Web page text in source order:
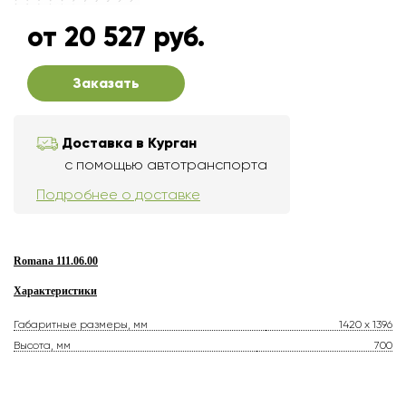
от 20 527 руб.
Заказать
Доставка в Курган
с помощью автотранспорта
Подробнее о доставке
Romana 111.06.00
Характеристики
Габаритные размеры, мм
1420 x 1396
Высота, мм
700